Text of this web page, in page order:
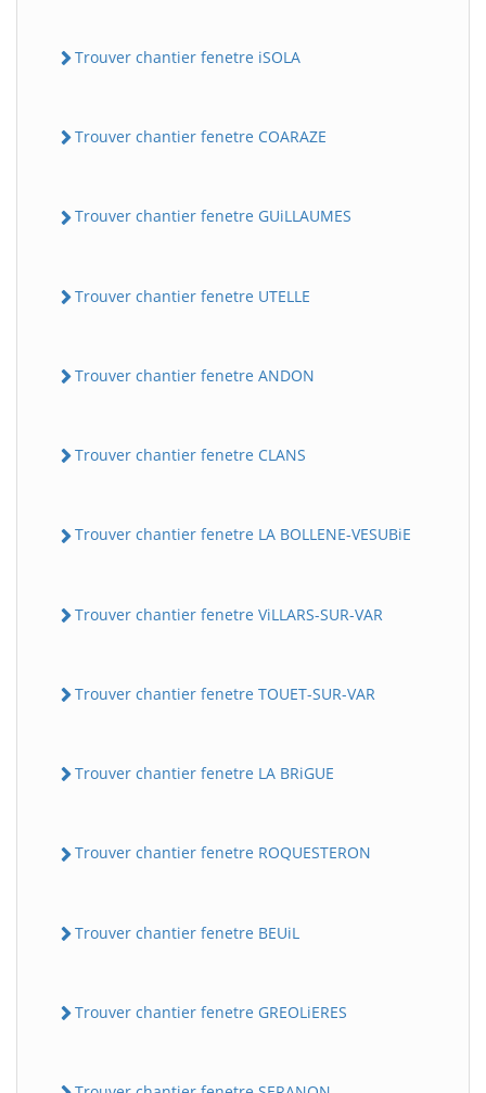
Trouver chantier fenetre iSOLA
Trouver chantier fenetre COARAZE
Trouver chantier fenetre GUiLLAUMES
Trouver chantier fenetre UTELLE
Trouver chantier fenetre ANDON
Trouver chantier fenetre CLANS
Trouver chantier fenetre LA BOLLENE-VESUBiE
Trouver chantier fenetre ViLLARS-SUR-VAR
Trouver chantier fenetre TOUET-SUR-VAR
Trouver chantier fenetre LA BRiGUE
Trouver chantier fenetre ROQUESTERON
Trouver chantier fenetre BEUiL
Trouver chantier fenetre GREOLiERES